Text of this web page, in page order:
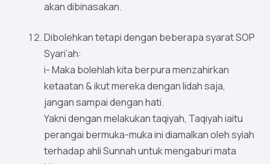
akan dibinasakan.
Dibolehkan tetapi dengan beberapa syarat SOP
Syari’ah:
i- Maka bolehlah kita berpura menzahirkan
ketaatan & ikut mereka dengan lidah saja,
jangan sampai dengan hati.
Yakni dengan melakukan taqiyah, Taqiyah iaitu
perangai bermuka-muka ini diamalkan oleh syiah
terhadap ahli Sunnah untuk mengaburi mata